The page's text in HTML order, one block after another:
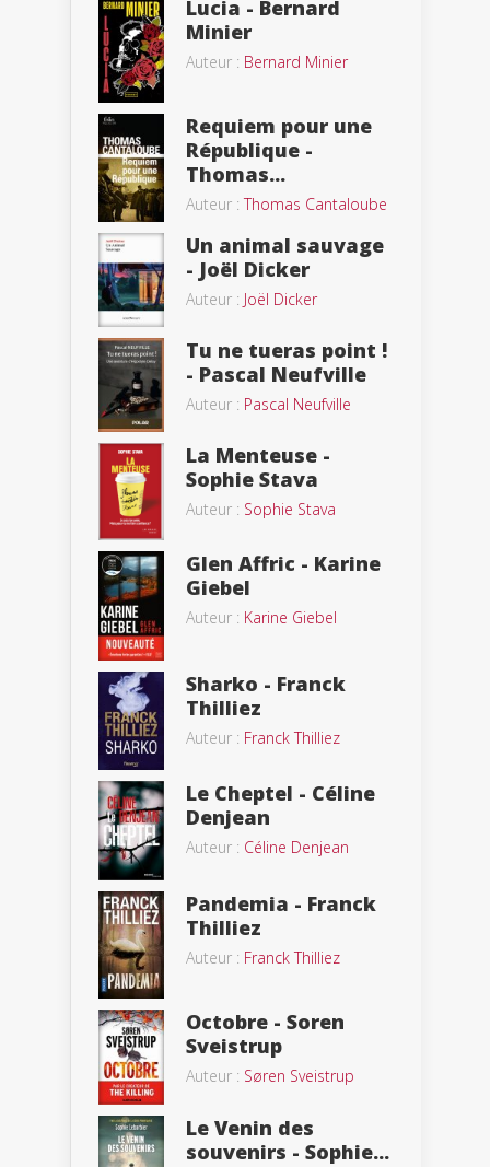
Lucia - Bernard
Minier
Auteur : Bernard Minier
Requiem pour une
République -
Thomas...
Auteur :Thomas Cantaloube
Un animal sauvage
- Joël Dicker
Auteur : Joël Dicker
Tu ne tueras point !
- Pascal Neufville
Auteur : Pascal Neufville
La Menteuse -
Sophie Stava
Auteur : Sophie Stava
Glen Affric - Karine
Giebel
Auteur : Karine Giebel
Sharko - Franck
Thilliez
Auteur : Franck Thilliez
Le Cheptel - Céline
Denjean
Auteur : Céline Denjean
Pandemia - Franck
Thilliez
Auteur : Franck Thilliez
Octobre - Soren
Sveistrup
Auteur : Søren Sveistrup
Le Venin des
souvenirs - Sophie...